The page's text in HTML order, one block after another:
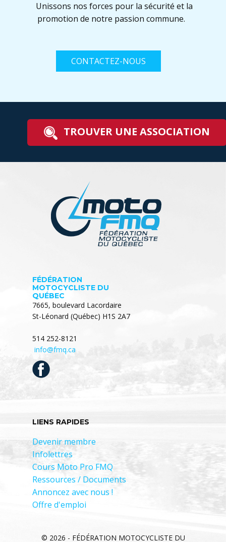
Unissons nos forces pour la sécurité et la
promotion de notre passion commune.
CONTACTEZ-NOUS
TROUVER UNE ASSOCIATION
FÉDÉRATION
MOTOCYCLISTE DU
QUÉBEC
7665, boulevard Lacordaire
St-Léonard (Québec) H1S 2A7
514 252-8121
info@fmq.ca
LIENS RAPIDES
Devenir membre
Infolettres
Cours Moto Pro FMQ
Ressources / Documents
Annoncez avec nous !
Offre d'emploi
© 2026 - FÉDÉRATION MOTOCYCLISTE DU